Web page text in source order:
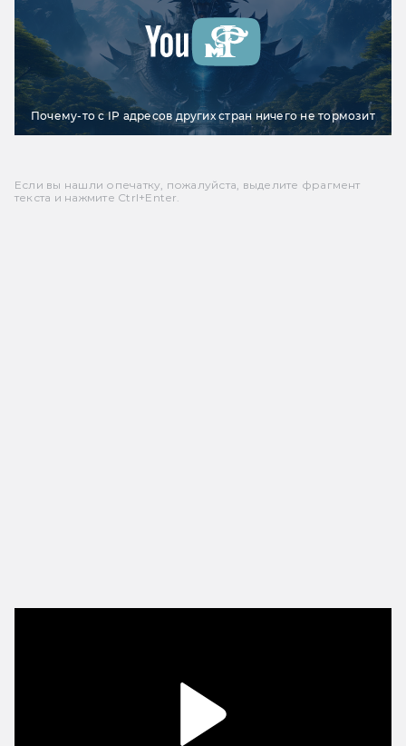
Почему-то с IP адресов других стран ничего не тормозит
Если вы нашли опечатку, пожалуйста, выделите фрагмент
текста и нажмите Ctrl+Enter.